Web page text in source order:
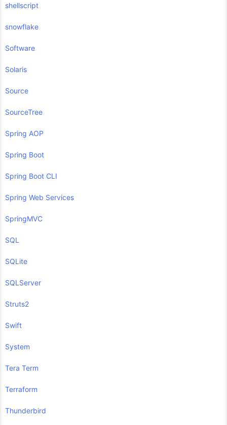
shellscript
snowflake
Software
Solaris
Source
SourceTree
Spring AOP
Spring Boot
Spring Boot CLI
Spring Web Services
SpringMVC
SQL
SQLite
SQLServer
Struts2
Swift
System
Tera Term
Terraform
Thunderbird